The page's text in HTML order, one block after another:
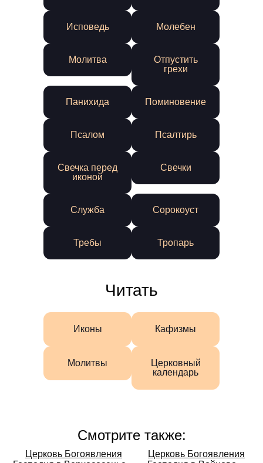
Исповедь Молебен
Молитва
Отпустить
грехи
Панихида Поминовение
Псалом Псалтирь
Свечка перед
иконой
Свечки
Служба Сорокоуст
Требы Тропарь
Читать
Иконы Кафизмы
Молитвы
Церковный
календарь
Смотрите также:
Смотрите
Церковь Богоявления
Церковь Богоявления